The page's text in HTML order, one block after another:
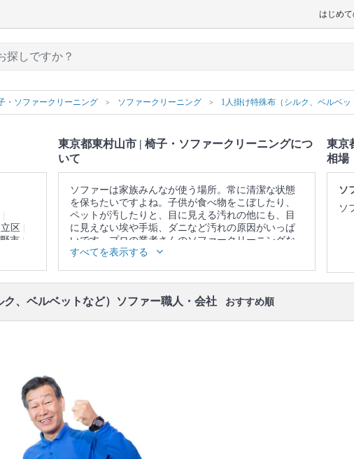
はじめ
・ソファークリーニング ソファークリーニング 1人掛け特殊布（シルク、ベルベ
区
市
東京都東村山市 | 椅子・ソファークリーニングにつ
いて
ソファーは家族みんなが使う場所。常に清潔な状態
を保ちたいですよね。子供が食べ物をこぼしたり、
ペットが汚したりと、目に見える汚れの他にも、目
に見えない埃や手垢、ダニなど汚れの原因がいっぱ
いです。プロの業者さんのソファークリーニングな
ら、落ちないと思っていたシミや臭い、ダニや雑菌
▼表示価格に含まれる椅子・ソファークリーニング
の作業範囲
すべてを表示する
東京
相場
ソ
ソ
、ベルベットなど）ソファー職人・会社 おすすめ順